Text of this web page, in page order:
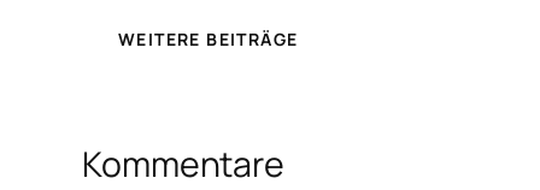
WEITERE BEITRÄGE
Kommentare